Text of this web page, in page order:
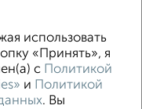
собственника
использовать
«Принять», я
с Политикой
и Политикой
. Вы